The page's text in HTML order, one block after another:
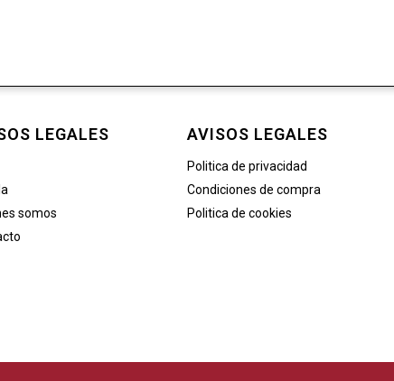
LEGALES
somos
AVISOS LEGALES
Politica de privacidad
Condiciones de compra
Politica de cookies